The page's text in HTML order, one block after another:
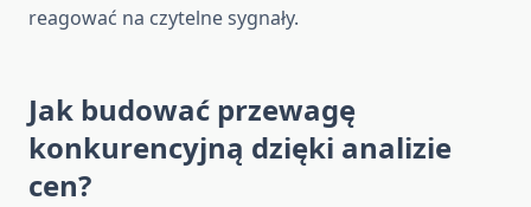
reagować na czytelne sygnały.
Jak budować przewagę
konkurencyjną dzięki analizie
cen?